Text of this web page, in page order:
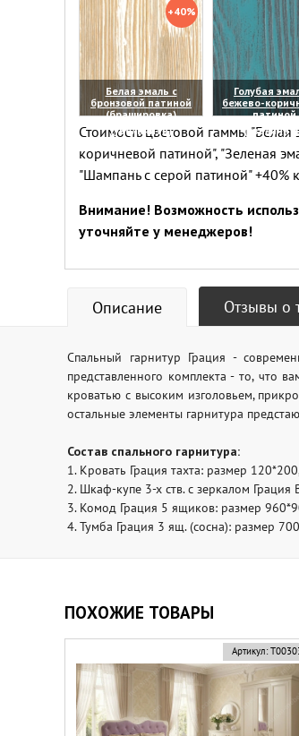
+40%
Белая эмаль с
бронзовой патиной
(брашировка)
(увеличить)
Голубая
бежево-
патиной
Стоимость цветовой гаммы
коричневой патиной", "Зеленая
"Шампань с серой патиной" +40%
Внимание! Возможность
уточняйте у менеджеров!
Описание Отзывы о
Спальный гарнитур Грация -
представленного комплекта - то, что
кроватью с высоким изголовьем,
остальные элементы гарнитура
Состав спального гарнитура:
1. Кровать Грация тахта: размер
2. Шкаф-купе 3-х ств. с зеркалом
3. Комод Грация 5 ящиков: размер
4. Тумба Грация 3 ящ. (сосна): размер
ПОХОЖИЕ ТОВАРЫ
Артикул: